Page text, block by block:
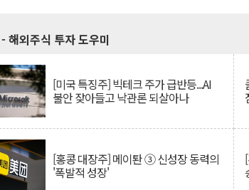
- 해외주식 투자 도우미
[미국 특징주] 빅테크 주가 급반등...AI
불안 잦아들고 낙관론 되살아나
[홍콩 대장주] 메이퇀 ③ 신성장 동력의
'폭발적 성장'